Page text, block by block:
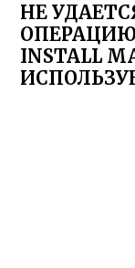
НЕ
INSTALL